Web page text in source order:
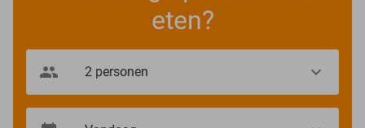
eten?